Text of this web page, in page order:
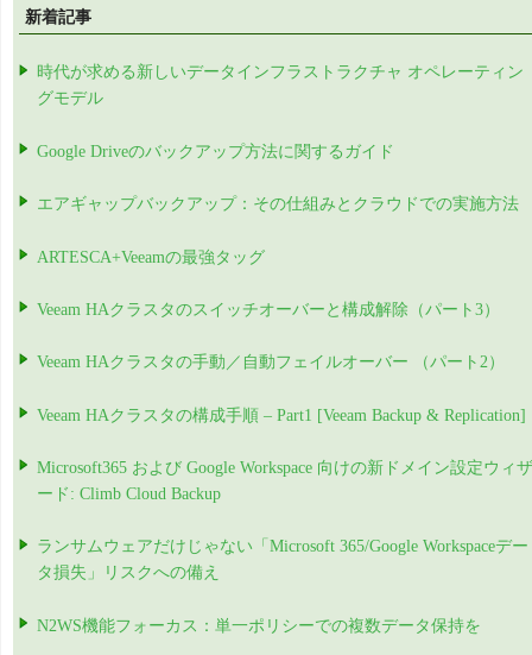
新着記事
時代が求める新しいデータインフラストラクチャ オペレーティン
グモデル
Google Driveのバックアップ方法に関するガイド
エアギャップバックアップ：その仕組みとクラウドでの実施方法
ARTESCA+Veeamの最強タッグ
Veeam HAクラスタのスイッチオーバーと構成解除（パート3）
Veeam HAクラスタの手動／自動フェイルオーバー （パート2）
Veeam HAクラスタの構成手順 – Part1 [Veeam Backup & Replication]
Microsoft365 および Google Workspace 向けの新ドメイン設定ウィザ
ード: Climb Cloud Backup
ランサムウェアだけじゃない「Microsoft 365/Google Workspaceデー
タ損失」リスクへの備え
N2WS機能フォーカス：単一ポリシーでの複数データ保持を